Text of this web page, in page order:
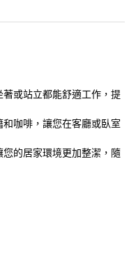
或站立都能舒適工作，提
咖啡，讓您在客廳或臥室
的居家環境更加整潔，隨